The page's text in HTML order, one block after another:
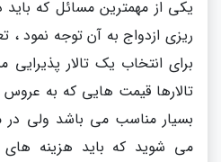
یکی از مهمترین مسائل که باید
ریزی ازدواج به آن توجه نمود ،
برای انتخاب یک تالار
تالارها قیمت هایی که به
بسیار مناسب می باشد ولی در
می شوید که باید هزینه های